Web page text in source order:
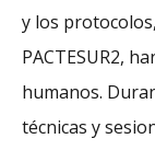
y los
PACTESUR2,
humanos.
técnicas y